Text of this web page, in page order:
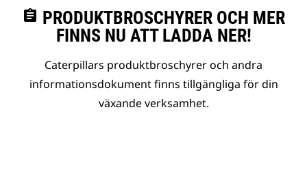
assignment PRODUKTBROSCHYRER OCH MER
FINNS NU ATT LADDA NER!
Caterpillars produktbroschyrer och andra
informationsdokument finns tillgängliga för din
växande verksamhet.